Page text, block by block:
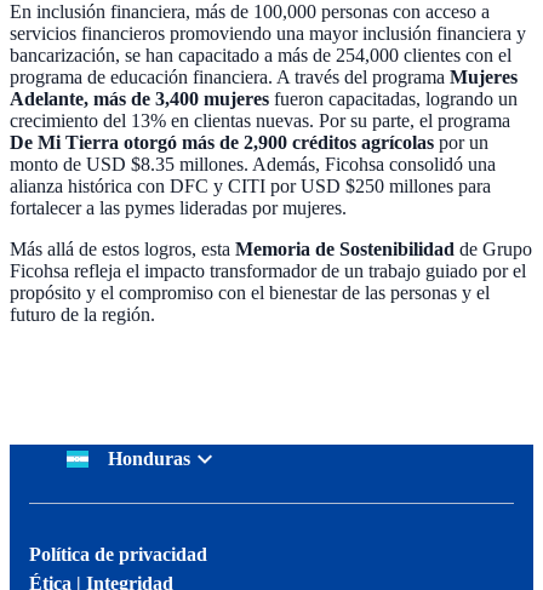
En inclusión financiera, más de 100,000 personas con acceso a
servicios financieros promoviendo una mayor inclusión financiera y
bancarización, se han capacitado a más de 254,000 clientes con el
programa de educación financiera. A través del programa Mujeres
Adelante, más de 3,400 mujeres fueron capacitadas, logrando un
crecimiento del 13% en clientas nuevas. Por su parte, el programa
De Mi Tierra otorgó más de 2,900 créditos agrícolas por un
monto de USD $8.35 millones. Además, Ficohsa consolidó una
alianza histórica con DFC y CITI por USD $250 millones para
fortalecer a las pymes lideradas por mujeres.
Más allá de estos logros, esta Memoria de Sostenibilidad de Grupo
Ficohsa refleja el impacto transformador de un trabajo guiado por el
propósito y el compromiso con el bienestar de las personas y el
futuro de la región.
Honduras
Política de privacidad
Ética | Integridad